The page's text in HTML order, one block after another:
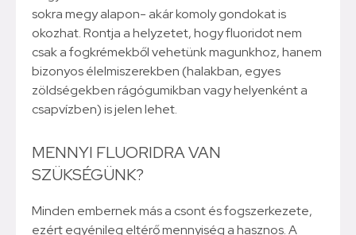
sokra megy alapon- akár komoly gondokat is
okozhat. Rontja a helyzetet, hogy fluoridot nem
csak a fogkrémekből vehetünk magunkhoz, hanem
bizonyos élelmiszerekben (halakban, egyes
zöldségekben rágógumikban vagy helyenként a
csapvízben) is jelen lehet.
MENNYI FLUORIDRA VAN
SZÜKSÉGÜNK?
Minden embernek más a csont és fogszerkezete,
ezért egyénileg eltérő mennyiség a hasznos. A